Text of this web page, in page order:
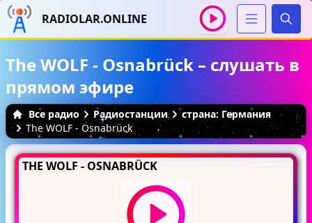
RADIOLAR.ONLINE
The WOLF - Osnabrück – слушать в
прямом эфире
Все радио Радиостанции
страна: Германия
The WOLF - Osnabrück
THE WOLF - OSNABRÜCK